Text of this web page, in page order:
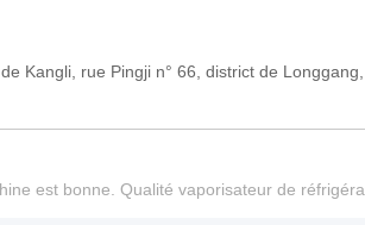
Kangli, rue Pingji n° 66, district de
est bonne. Qualité vaporisateur de